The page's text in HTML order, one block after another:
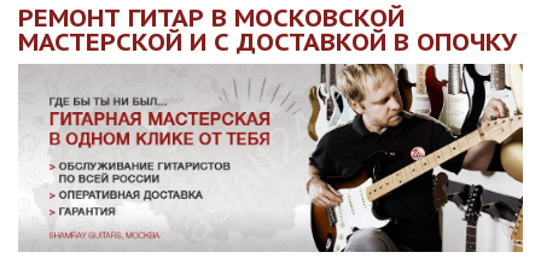
РЕМОНТ ГИТАР В МОСКОВСКОЙ
МАСТЕРСКОЙ И С ДОСТАВКОЙ В ОПОЧКУ